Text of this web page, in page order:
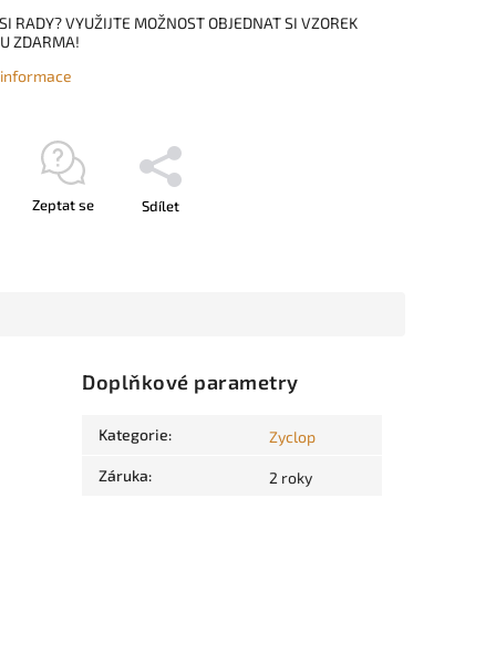
RADY? VYUŽIJTE MOŽNOST OBJEDNAT SI VZOREK
ZDARMA!
Zeptat se Sdílet
Doplňkové parametry
Kategorie: Zyclop
Záruka: 2 roky